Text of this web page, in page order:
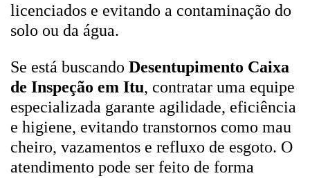
licenciados e evitando a contaminação do
solo ou da água.
Se está buscando Desentupimento Caixa
de Inspeção em Itu, contratar uma equipe
especializada garante agilidade, eficiência
e higiene, evitando transtornos como mau
cheiro, vazamentos e refluxo de esgoto. O
atendimento pode ser feito de forma